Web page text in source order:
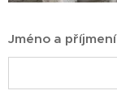
Jméno a příjmení